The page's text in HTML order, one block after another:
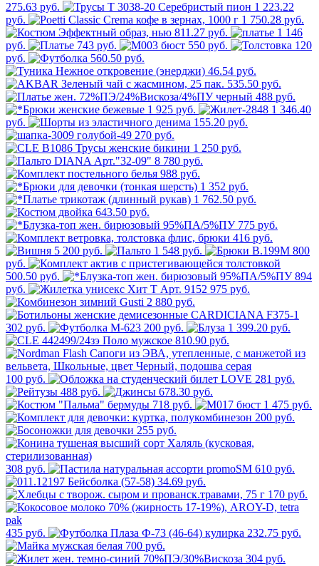
275.63 руб.
1 223.22
руб.
1 750.28 руб.
811.27 руб.
1 146
руб.
743 руб. 550 руб.
120
руб.
560.50 руб.
46.54 руб.
535.50 руб.
488 руб.
1 925 руб.
1 346.40
руб.
155.20 руб.
270 руб.
1 250 руб.
8 780 руб.
988 руб.
1 352 руб.
1 762.50 руб.
643.50 руб.
775 руб.
416 руб.
5 200 руб.
1 548 руб.
800
руб.
500.50 руб.
894
руб.
975 руб.
2 880 руб.
302 руб. 200 руб.
1 399.20 руб.
810.90 руб.
100 руб.
281 руб.
488 руб.
678.30 руб.
718 руб.
1 475 руб.
200 руб.
255 руб.
308 руб.
610 руб.
34.69 руб.
170 руб.
435 руб.
232.75 руб.
700 руб.
304 руб.